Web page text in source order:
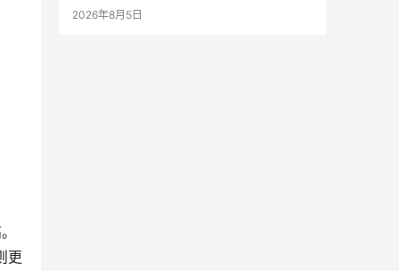
更
2026年8月5日